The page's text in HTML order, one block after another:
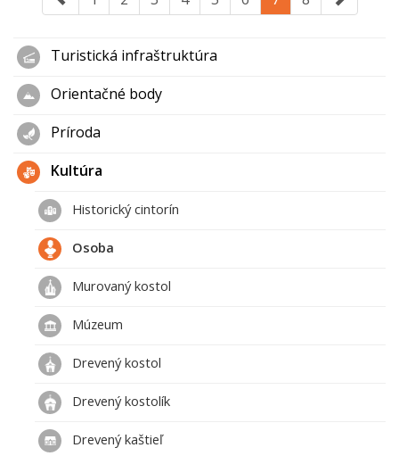
Turistická infraštruktúra
Orientačné body
Príroda
Kultúra
Historický cintorín
Osoba
Murovaný kostol
Múzeum
Drevený kostol
Drevený kostolík
Drevený kaštieľ